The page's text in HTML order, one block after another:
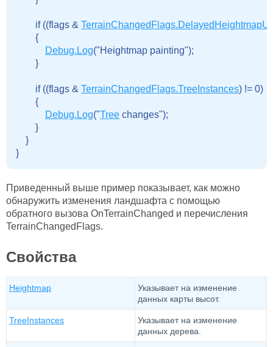
        if ((flags &
        {
Debug.Log("Heightmap painting");
        }
        if ((flags &
TerrainChangedFlags.TreeInstances) != 0)
        {
Debug.Log("Tree changes");
        }
    }
Приведенный выше пример показывает, как можно
обнаружить изменения ландшафта с помощью
обратного вызова OnTerrainChanged и перечисления
TerrainChangedFlags.
Свойства
Heightmap
Указывает на изменение
данных карты высот.
TreeInstances
Указывает на изменение
данных дерева.